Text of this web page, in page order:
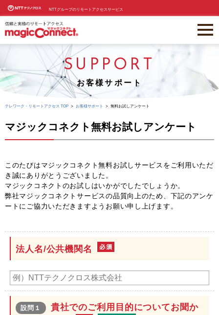
NTTグループのリモートアクセスサービス
SUPPORT
お客様サポート
テレワーク・リモートアクセス TOP お客様サポート 無料お試しアンケート
マジックコネクト無料お試しアンケート
このたびはマジックコネクト無料お試しサービスをご利用いただ
き誠にありがとうございました。
マジックコネクトのお試しはいかがでしたでしょうか。
弊社マジックコネクトサービスの品質向上のため、下記のアンケ
ートにご協力いただきますようお願い申し上げます。
法人名/公共機関名
設問１
貴社でのご利用目的についてお聞か